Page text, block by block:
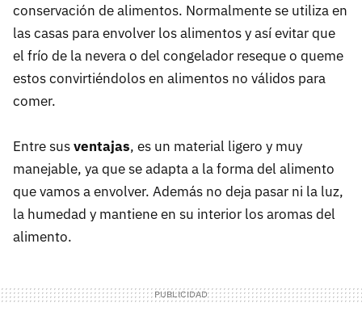
conservación de alimentos. Normalmente se utiliza en
las casas para envolver los alimentos y así evitar que
el frío de la nevera o del congelador reseque o queme
estos convirtiéndolos en alimentos no válidos para
comer.
Entre susventajas, es un material ligero y muy
manejable, ya que se adapta a la forma del alimento
que vamos a envolver. Además no deja pasar ni la luz,
la humedad y mantiene en su interior los aromas del
alimento.